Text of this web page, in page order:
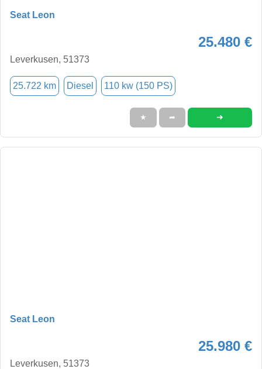
Seat Leon
25.480 €
Leverkusen, 51373
25.722 km Diesel 110 kw (150 PS)
★ ➦ ➜
Seat Leon
25.980 €
Leverkusen, 51373